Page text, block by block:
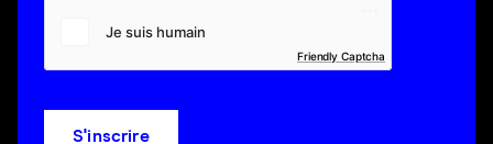
Friendly Captcha
S'inscrire